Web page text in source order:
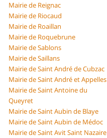
Mairie de Reignac
Mairie de Riocaud
Mairie de Roaillan
Mairie de Roquebrune
Mairie de Sablons
Mairie de Saillans
Mairie de Saint André de Cubzac
Mairie de Saint André et Appelles
Mairie de Saint Antoine du
Queyret
Mairie de Saint Aubin de Blaye
Mairie de Saint Aubin de Médoc
Mairie de Saint Avit Saint Nazaire